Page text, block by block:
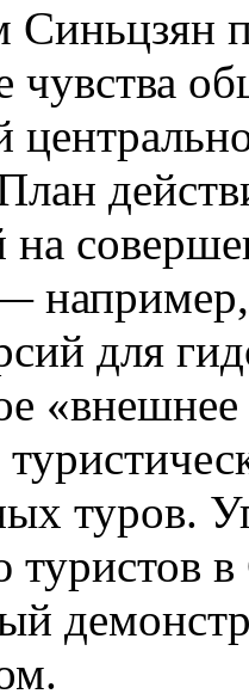
чувства
например,
для
«внешнее
туров.